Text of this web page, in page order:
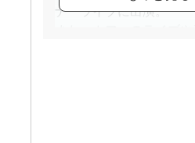
ナーライブに出演。